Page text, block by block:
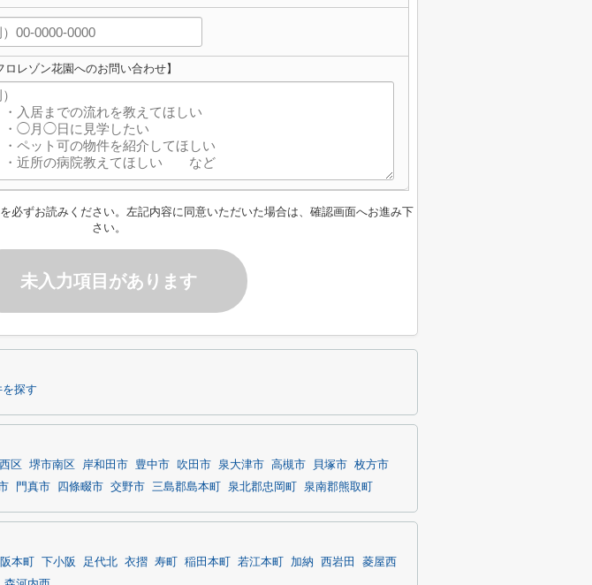
ロレゾン花園へのお問い合わせ】
を必ずお読みください。左記内容に同意いただいた場合は、確認画面へお進み下
さい。
未入力項目があります
探す
区 堺市南区 岸和田市 豊中市 吹田市 泉大津市 高槻市 貝塚市 枚方市
門真市 四條畷市 交野市 三島郡島本町 泉北郡忠岡町 泉南郡熊取町
本町 下小阪 足代北 衣摺 寿町 稲田本町 若江本町 加納 西岩田
菱屋西